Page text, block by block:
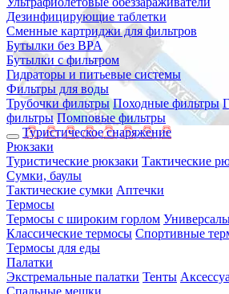
Дезинфицирующие таблетки
Сменные картриджи для фильтров
Бутылки без BPA
Бутылки с фильтром
Гидраторы и питьевые системы
Фильтры для воды
Трубочки фильтры Походные фильтры
фильтры Помповые фильтры
Туристическое снаряжение
Рюкзаки
Туристические рюкзаки Тактические
Сумки, баулы
Тактические сумки Аптечки
Термосы
Термосы с широким горлом
Классические термосы Спортивные
Термосы для еды
Палатки
Экстремальные палатки Тенты